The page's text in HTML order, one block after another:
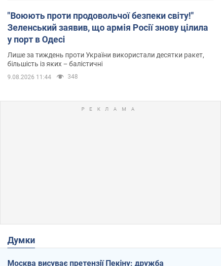
"Воюють проти продовольчої безпеки світу!"
Зеленський заявив, що армія Росії знову цілила
у порт в Одесі
Лише за тиждень проти України використали десятки ракет,
більшість із яких – балістичні
9.08.2026 11:44 348
Думки
Москва висуває претензії Пекіну: дружба